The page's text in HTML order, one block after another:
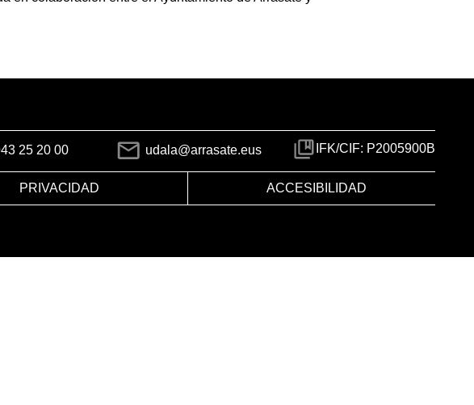
25 20 00 udala@arrasate.eus IFK/CIF: P2005900B
PRIVACIDAD ACCESIBILIDAD